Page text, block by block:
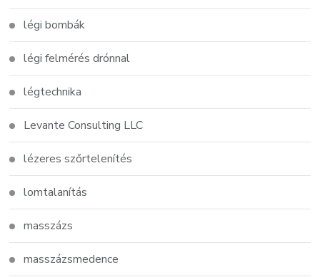
légi bombák
légi felmérés drónnal
légtechnika
Levante Consulting LLC
lézeres szőrtelenítés
lomtalanítás
masszázs
masszázsmedence